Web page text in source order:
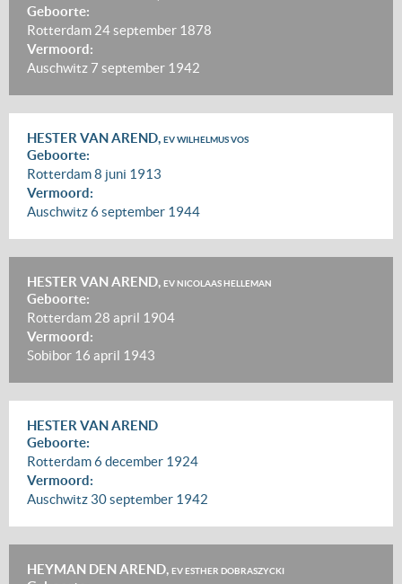
Geboorte:
Rotterdam 24 september 1878
Vermoord:
Auschwitz 7 september 1942
HESTER VAN AREND, EV WILHELMUS VOS
Geboorte:
Rotterdam8 juni 1913
Vermoord:
Auschwitz6 september 1944
HESTER VAN AREND, EV NICOLAAS HELLEMAN
Geboorte:
Rotterdam 28 april 1904
Vermoord:
Sobibor 16 april 1943
HESTER VAN AREND
Geboorte:
Rotterdam6 december 1924
Vermoord:
Auschwitz 30 september 1942
HEYMAN DEN AREND, EV ESTHER DOBRASZYCKI